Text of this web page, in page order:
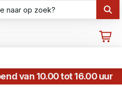
van 10.00 tot 16.00 uur